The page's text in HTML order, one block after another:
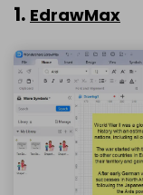
1. EdrawMax